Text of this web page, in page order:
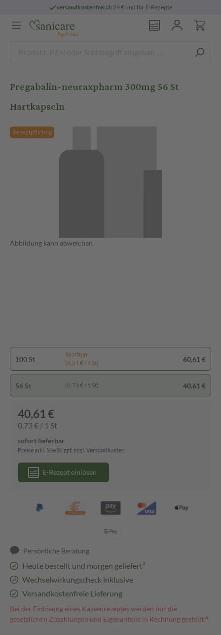
versandkostenfreiab 29 € und für E-Rezepte
Pregabalin-neuraxpharm 300mg 56 St
Hartkapseln
Rezeptpflichtig
Abbildung kann abweichen
100 St
Spartipp
(0,61 € / 1 St)
60,61 €
56 St (0,73 € / 1 St) 40,61 €
40,61 €
0,73 € / 1 St
sofort lieferbar
Preise inkl. MwSt. ggf. zzgl. Versandkosten
E-Rezept einlösen
Persönliche Beratung
Heute bestellt und morgen geliefert³
Wechselwirkungscheck inklusive
Versandkostenfreie Lieferung
Bei der Einlösung eines Kassenrezeptes werden nur die
gesetzlichen Zuzahlungen und Eigenanteile in Rechnung gestellt.⁴